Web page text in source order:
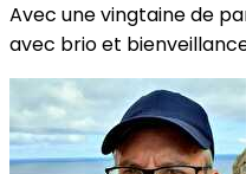
Avec une vingtaine de
avec brio et